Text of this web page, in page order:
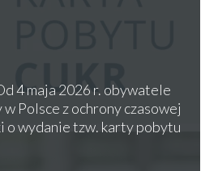
4 maja 2026 r. obywatele
Polsce z ochrony czasowej
o wydanie tzw. karty pobytu